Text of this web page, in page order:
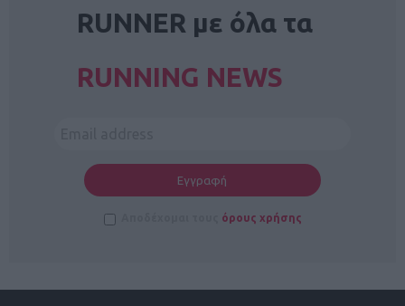
RUNNER με όλα τα
RUNNING NEWS
όρους χρήσης